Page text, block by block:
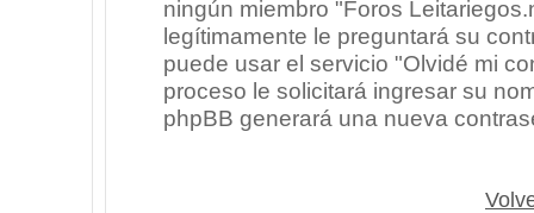
ningún miembro "Foros
legítimamente le preguntará su
puede usar el servicio "Olvidé mi
proceso le solicitará ingresar su
phpBB generará una nueva